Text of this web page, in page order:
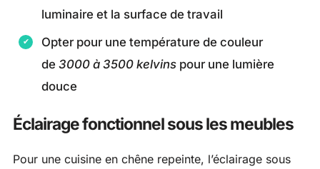
luminaire et la surface de travail
Opter pour une température de couleur
de 3000 à 3500 kelvins pour une lumière
douce
Éclairage fonctionnel sous les meubles
Pour une cuisine en chêne repeinte, l’éclairage sous